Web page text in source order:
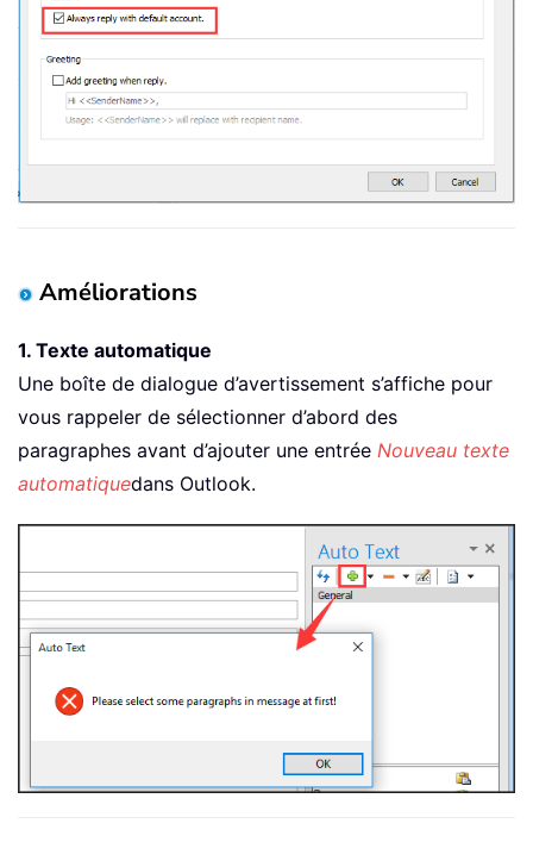
Améliorations
1. Texte automatique
Une boîte de dialogue d’avertissement s’affiche pour
vous rappeler de sélectionner d’abord des
paragraphes avant d’ajouter une entrée Nouveau texte
automatiquedans Outlook.